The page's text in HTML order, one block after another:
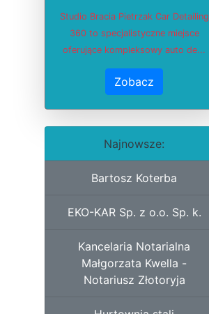
Studio Bracia Pietrzak Car Detailing
360 to specjalistyczne miejsce
oferujące kompleksowy auto de...
Zobacz
Najnowsze:
Bartosz Koterba
EKO-KAR Sp. z o.o. Sp. k.
Kancelaria Notarialna
Małgorzata Kwella -
Notariusz Złotoryja